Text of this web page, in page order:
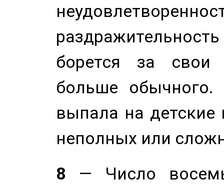
борется за свои
больше
выпала на детские
неполных или
8 — Число